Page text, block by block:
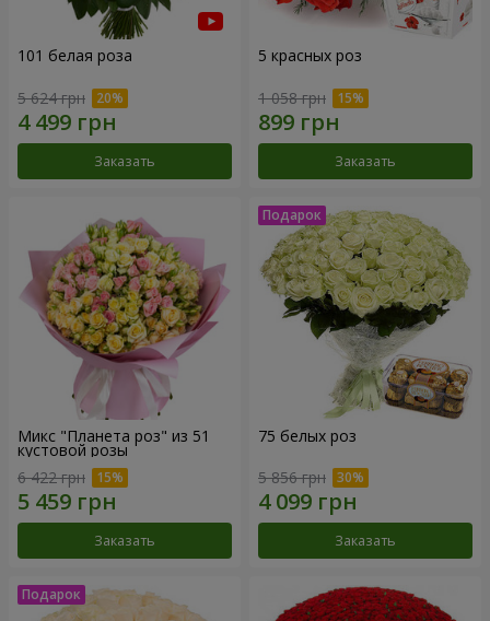
101 белая роза
5 624 грн
Заказать
5 красных роз
1 058 грн
Заказать
Микс "Планета роз" из 51
кустовой розы
6 422 грн
Заказать
75 белых роз
5 856 грн
Заказать